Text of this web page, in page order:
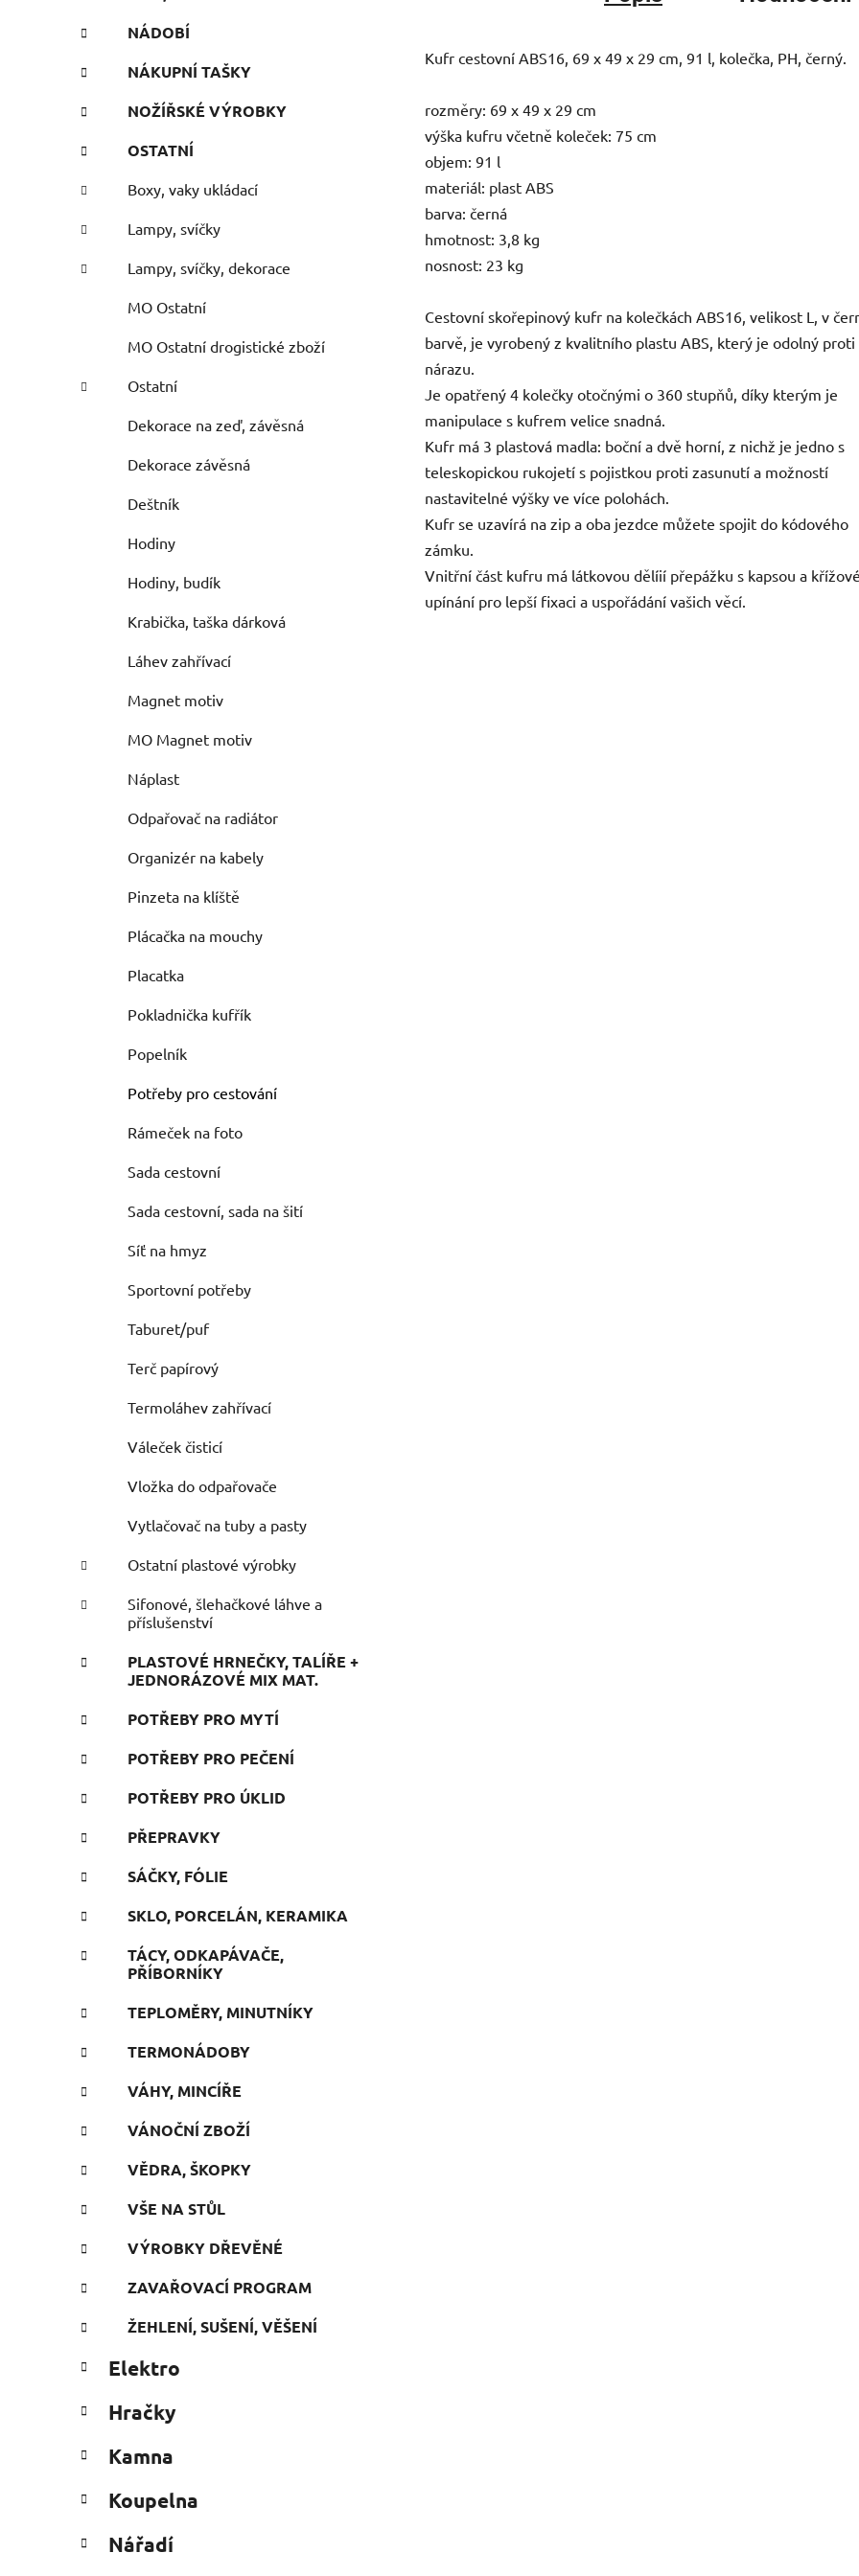
NÁDOBÍ
NÁKUPNÍ TAŠKY
NOŽÍŘSKÉ VÝROBKY
OSTATNÍ
Boxy, vaky ukládací
Lampy, svíčky
Lampy, svíčky, dekorace
MO Ostatní
MO Ostatní drogistické zboží
Ostatní
Dekorace na zeď, závěsná
Dekorace závěsná
Deštník
Hodiny
Hodiny, budík
Krabička, taška dárková
Láhev zahřívací
Magnet motiv
MO Magnet motiv
Náplast
Odpařovač na radiátor
Organizér na kabely
Pinzeta na klíště
Plácačka na mouchy
Placatka
Pokladnička kufřík
Popelník
Potřeby pro cestování
Rámeček na foto
Sada cestovní
Sada cestovní, sada na šití
Síť na hmyz
Sportovní potřeby
Taburet/puf
Terč papírový
Termoláhev zahřívací
Váleček čisticí
Vložka do odpařovače
Vytlačovač na tuby a pasty
Ostatní plastové výrobky
Sifonové, šlehačkové láhve a
příslušenství
PLASTOVÉ HRNEČKY, TALÍŘE +
JEDNORÁZOVÉ MIX MAT.
POTŘEBY PRO MYTÍ
POTŘEBY PRO PEČENÍ
POTŘEBY PRO ÚKLID
PŘEPRAVKY
SÁČKY, FÓLIE
SKLO, PORCELÁN, KERAMIKA
TÁCY, ODKAPÁVAČE,
PŘÍBORNÍKY
TEPLOMĚRY, MINUTNÍKY
TERMONÁDOBY
VÁHY, MINCÍŘE
VÁNOČNÍ ZBOŽÍ
VĚDRA, ŠKOPKY
VŠE NA STŮL
VÝROBKY DŘEVĚNÉ
ZAVAŘOVACÍ PROGRAM
ŽEHLENÍ, SUŠENÍ, VĚŠENÍ
Elektro
Hračky
Kamna
Koupelna
Nářadí
Kufr cestovní ABS16, 69 x 49 x 29 cm, 91 l, kolečka, PH, černý.
rozměry: 69 x 49 x 29 cm
výška kufru včetně koleček: 75 cm
objem: 91 l
materiál: plast ABS
barva: černá
hmotnost: 3,8 kg
nosnost: 23 kg
Cestovní skořepinový kufr na kolečkách ABS16, velikost L, v
barvě, je vyrobený z kvalitního plastu ABS, který je odolný proti
nárazu.
Je opatřený 4 kolečky otočnými o 360 stupňů, díky kterým je
manipulace s kufrem velice snadná.
Kufr má 3 plastová madla: boční a dvě horní, z nichž je jedno s
teleskopickou rukojetí s pojistkou proti zasunutí a možností
nastavitelné výšky ve více polohách.
Kufr se uzavírá na zip a oba jezdce můžete spojit do kódového
zámku.
Vnitřní část kufru má látkovou dělíií přepážku s kapsou a
upínání pro lepší fixaci a uspořádání vašich věcí.